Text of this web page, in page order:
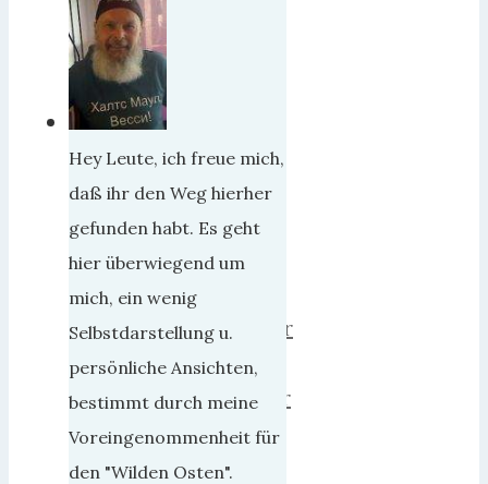
Meine
Puppe
Katrin
herrweber
14.
November
2018
16.
Hey Leute, ich freue mich,
daß ihr den Weg hierher
gefunden habt. Es geht
hier überwiegend um
mich, ein wenig
Selbstdarstellung u.
persönliche Ansichten,
bestimmt durch meine
Voreingenommenheit für
den "Wilden Osten".